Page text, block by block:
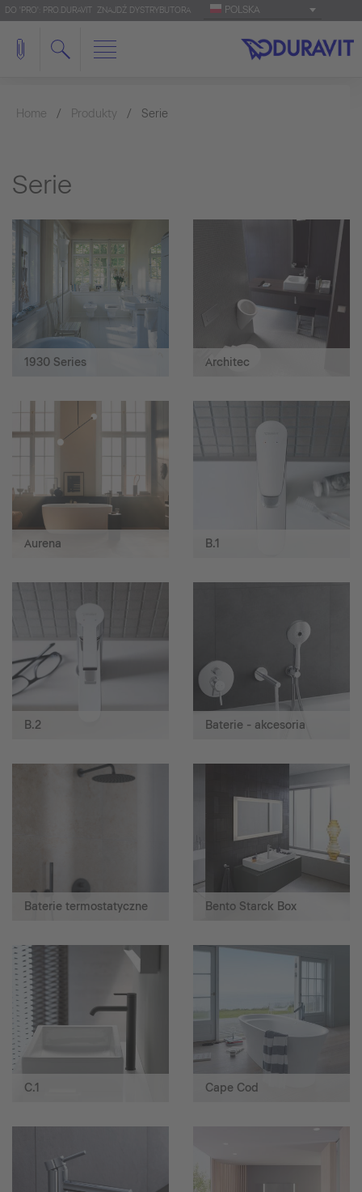
DO 'PRO': PRO.DURAVIT ZNAJDŹ DYSTRYBUTORA POLSKA
Home Produkty Serie
Serie
1930 Series Architec
Aurena B.1
B.2 Baterie - akcesoria
Baterie termostatyczne Bento Starck Box
C.1 Cape Cod